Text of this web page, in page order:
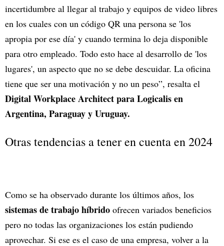
incertidumbre al llegar al trabajo y equipos de video libres
en los cuales con un código QR una persona se 'los
apropia por ese día' y cuando termina lo deja disponible
para otro empleado. Todo esto hace al desarrollo de 'los
lugares', un aspecto que no se debe descuidar. La oficina
tiene que ser una motivación y no un peso”, resalta el
Digital Workplace Architect para Logicalis en
Argentina, Paraguay y Uruguay.
Otras tendencias a tener en cuenta en 2024
Como se ha observado durante los últimos años, los
sistemas de trabajo híbrido ofrecen variados beneficios
pero no todas las organizaciones los están pudiendo
aprovechar. Si ese es el caso de una empresa, volver a la